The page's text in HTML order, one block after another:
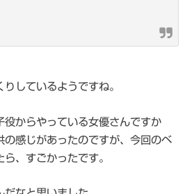
しているようですね。
役からやっている女優さんですか
の感じがあったのですが、今回のベ
、すごかったです。